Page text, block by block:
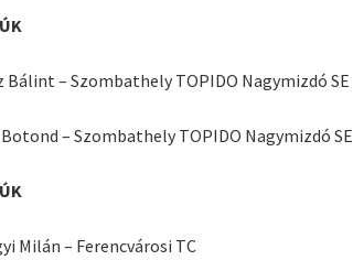
Bálint – Szombathely TOPIDO Nagymizdó SE
– Szombathely TOPIDO Nagymizdó SE
Milán – Ferencvárosi TC